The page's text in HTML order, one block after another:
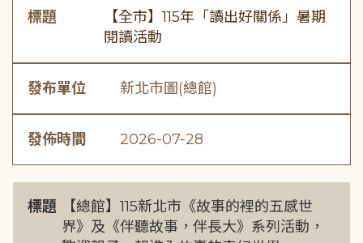
標題
【全市】115年「讀出好關係」暑期
閱讀活動
發布單位 新北市圖(總館)
發佈時間 2026-07-28
標題
【總館】115新北市《故事的裡的五感世
界》及《伴聽故事，伴長大》系列活動，